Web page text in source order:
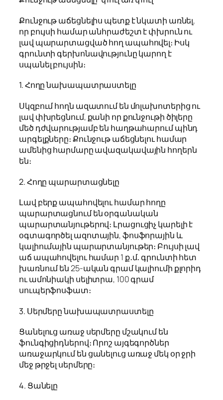
Քունջութ աճեցնելիս պետք է նկատի առնել,
որ բույսի համար անհրաժեշտ է փխրուն ու
լավ պարարտացված հող ապահովել։ Իսկ
գրունտի գերխոնավությունը կարող է
սպանել բույսին։
1. Հողը նախապատրաստելը
Սկզբում հողն ազատում են մոլախոտերից ու
լավ փխրեցնում, քանի որ քունջութի ծիլերը
մեծ դժվարությամբ են հաղթահարում պինդ
արգելքները։ Քունջութ աճեցնելու համար
ամենից հարմարը ավազակավային հողերն
են։
2. Հողը պարարտացնելը
Լավ բերք ապահովելու համար հողը
պարարտացնում են օրգանական
պարարտանյութերով։ Լրացուցիչ կարելի է
օգտագործել ազոտային, ֆոսֆորային և
կալիումային պարարտանյութեր։ Բույսի լավ
աճ ապահովելու համար 1 ք․մ․ գրունտի հետ
խառնում են 25-ական գրամ կալիումի քլորիդ
ու ամոնիակի սելիտրա, 100 գրամ
սուպերֆոսֆատ։
3. Սերմերը նախապատրաստելը
Ցանելուց առաջ սերմերը մշակում են
ֆունգիցիդներով։ Որոշ այգեգործներ
առաջարկում են ցանելուց առաջ մեկ օր ջրի
մեջ թրջել սերմերը։
4. Ցանելը